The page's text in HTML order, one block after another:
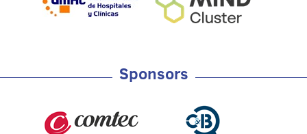
Sponsors